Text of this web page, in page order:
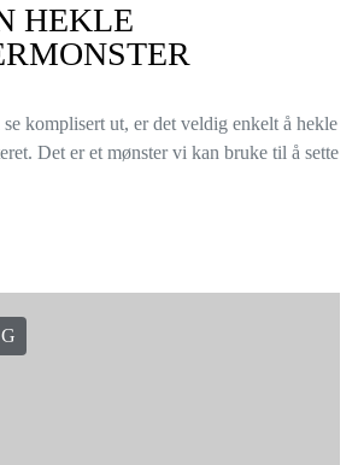
HEKLE
komplisert ut, er det veldig enkelt å hekle
Det er et mønster vi kan bruke til å sette